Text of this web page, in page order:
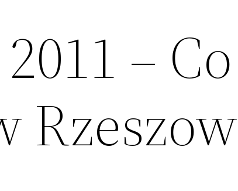
– Co